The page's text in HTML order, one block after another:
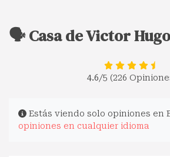
🗣️ Casa de Victor
4.6/5 (226
Estás viendo solo opiniones en
opiniones en cualquier idioma